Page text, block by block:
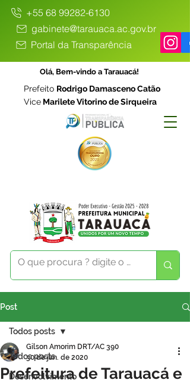
+55 68 99282-6130
gabinete@tarauaca.ac.gov.br
Portal da Transparência
Olá, Bem-vindo a Tarauacá!
Prefeito Rodrigo Damasceno Catão
Vice Marilete Vitorino de Sirqueira
Post
Todos posts
Desenvolvimento
Todos posts
Prefeitura de Tarauacá e
Gilson Amorim DRT/AC 390
30 de jan. de 2020